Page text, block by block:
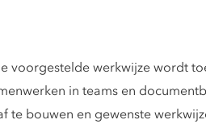
voorgestelde werkwijze wordt
in teams en
te bouwen en gewenste